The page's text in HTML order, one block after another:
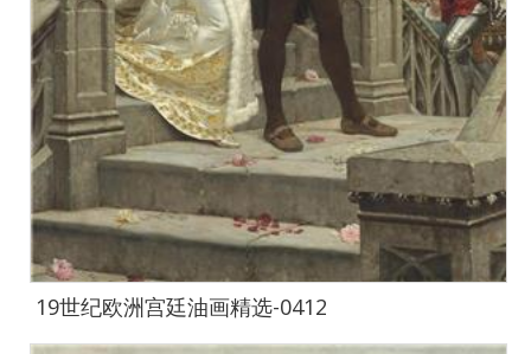
19世纪欧洲宫廷油画精选-0412